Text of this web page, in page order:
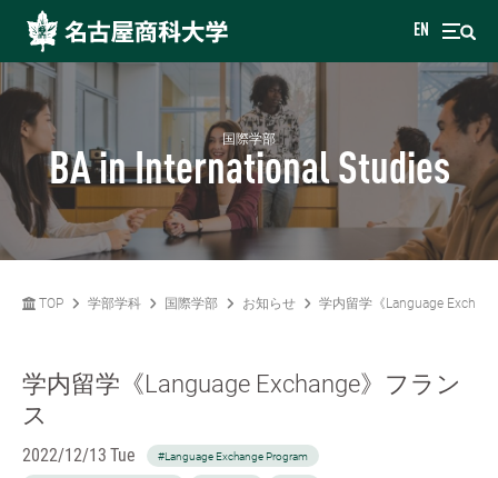
EN
国際学部
BA in International Studies
TOP 学部学科 国際学部 お知らせ 学内留学《Language
学内留学《Language Exchange》フラン
ス
2022/12/13 Tue #Language Exchange Program